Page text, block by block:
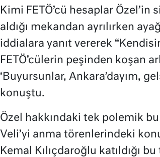
Kimi FETÖ’cü hesaplar
aldığı mekandan ayrılırken
iddialara yanıt vererek
FETÖ’cülerin peşinden koşan
‘Buyursunlar, Ankara’dayım,
konuştu.
Özel hakkındaki tek polemik
Veli’yi anma törenlerindeki
Kemal Kılıçdaroğlu katıldığı